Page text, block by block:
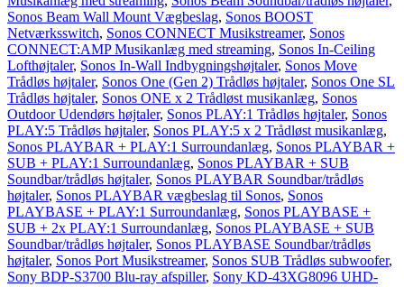
Sonos Beam Wall Mount Vægbeslag, Sonos BOOST
Netværksswitch, Sonos CONNECT Musikstreamer, Sonos
CONNECT:AMP Musikanlæg med streaming, Sonos In-Ceiling
Lofthøjtaler, Sonos In-Wall Indbygningshøjtaler, Sonos Move
Trådløs højtaler, Sonos One (Gen 2) Trådløs højtaler, Sonos One SL
Trådløs højtaler, Sonos ONE x 2 Trådløst musikanlæg, Sonos
Outdoor Udendørs højtaler, Sonos PLAY:1 Trådløs højtaler, Sonos
PLAY:5 Trådløs højtaler, Sonos PLAY:5 x 2 Trådløst musikanlæg,
Sonos PLAYBAR + PLAY:1 Surroundanlæg, Sonos PLAYBAR +
SUB + PLAY:1 Surroundanlæg, Sonos PLAYBAR + SUB
Soundbar/trådløs højtaler, Sonos PLAYBAR Soundbar/trådløs
højtaler, Sonos PLAYBAR vægbeslag til Sonos, Sonos
PLAYBASE + PLAY:1 Surroundanlæg, Sonos PLAYBASE +
SUB + 2x PLAY:1 Surroundanlæg, Sonos PLAYBASE + SUB
Soundbar/trådløs højtaler, Sonos PLAYBASE Soundbar/trådløs
højtaler, Sonos Port Musikstreamer, Sonos SUB Trådløs subwoofer,
Sony BDP-S3700 Blu-ray afspiller, Sony KD-43XG8096 UHD-